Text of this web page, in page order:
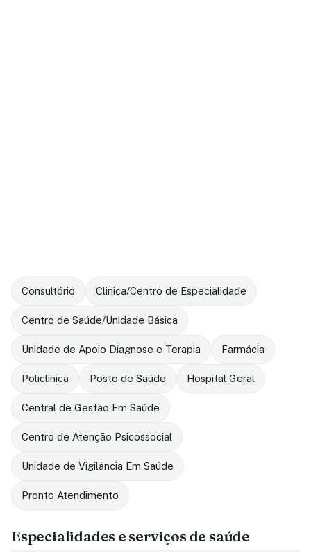
Consultório Clinica/Centro de Especialidade
Centro de Saúde/Unidade Básica
Unidade de Apoio Diagnose e Terapia Farmácia
Policlínica Posto de Saúde Hospital Geral
Central de Gestão Em Saúde
Centro de Atenção Psicossocial
Unidade de Vigilância Em Saúde
Pronto Atendimento
Especialidades e serviços de saúde